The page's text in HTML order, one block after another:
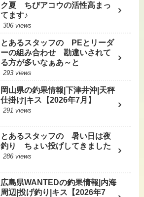
ク夏 ちびアコウの活性高まっ
てます♪
306 views
とあるスタッフの PEとリーダ
ーの組み合わせ 勘違いされて
る方が多いなぁあ～と
293 views
岡山県の釣果情報|下津井沖|天秤
仕掛け|キス【2026年7月】
291 views
とあるスタッフの 暑い日は夜
釣り ちょい投げしてきました
286 views
広島県WANTEDの釣果情報|内海
周辺|投げ釣り|キス【2026年7